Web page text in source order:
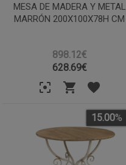
MESA DE MADERA Y METAL
MARRÓN 200X100X78H CM
898.12€
628.69€
15.00%